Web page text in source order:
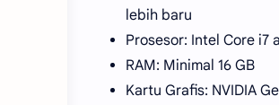
lebih baru
Prosesor: Intel Core i7
RAM: Minimal 16 GB
Kartu Grafis: NVIDIA